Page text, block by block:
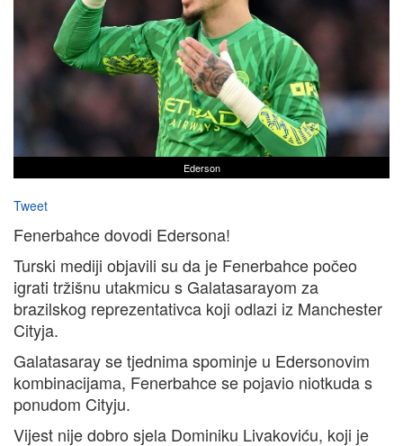
Ederson
Tweet
Fenerbahce dovodi Edersona!
Turski mediji objavili su da je Fenerbahce počeo
igrati tržišnu utakmicu s Galatasarayom za
brazilskog reprezentativca koji odlazi iz Manchester
Cityja.
Galatasaray se tjednima spominje u Edersonovim
kombinacijama, Fenerbahce se pojavio niotkuda s
ponudom Cityju.
Vijest nije dobro sjela Dominiku Livakoviću, koji je